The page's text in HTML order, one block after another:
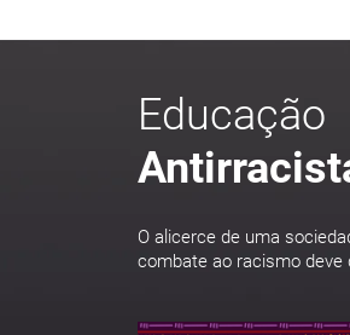
Educação
O alicerce de uma
combate ao racismo deve